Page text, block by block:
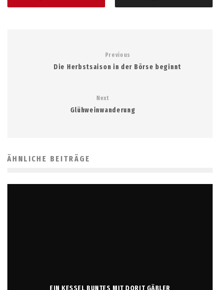
Previous
Die Herbstsaison in der Börse beginnt
Next
Glühweinwanderung
ÄHNLICHE BEITRÄGE
EIN KESSEL BUNTES MIT DORIT GÄBLER